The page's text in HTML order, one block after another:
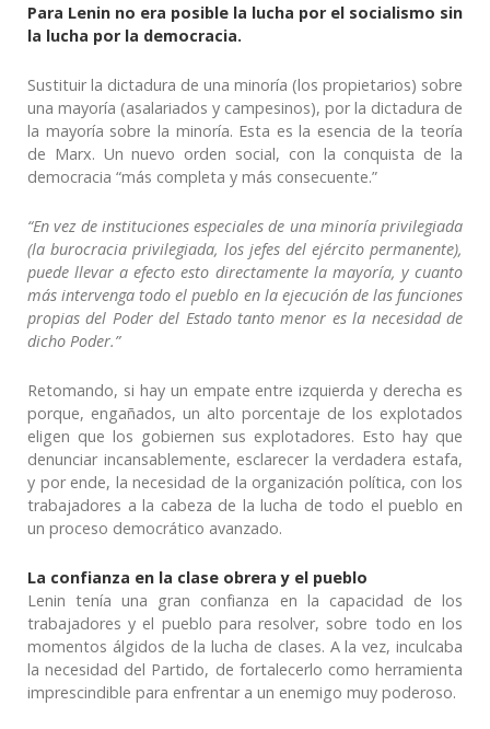
Para Lenin no era posible la lucha por el socialismo sin
la lucha por la democracia.
Sustituir la dictadura de una minoría (los propietarios) sobre
una mayoría (asalariados y campesinos), por la dictadura de
la mayoría sobre la minoría. Esta es la esencia de la teoría
de Marx. Un nuevo orden social, con la conquista de la
democracia “más completa y más consecuente.”
“En vez de instituciones especiales de una minoría privilegiada
(la burocracia privilegiada, los jefes del ejército permanente),
puede llevar a efecto esto directamente la mayoría, y cuanto
más intervenga todo el pueblo en la ejecución de las funciones
propias del Poder del Estado tanto menor es la necesidad de
dicho Poder.”
Retomando, si hay un empate entre izquierda y derecha es
porque, engañados, un alto porcentaje de los explotados
eligen que los gobiernen sus explotadores. Esto hay que
denunciar incansablemente, esclarecer la verdadera estafa,
y por ende, la necesidad de la organización política, con los
trabajadores a la cabeza de la lucha de todo el pueblo en
un proceso democrático avanzado.
La confianza en la clase obrera y el pueblo
Lenin tenía una gran confianza en la capacidad de los
trabajadores y el pueblo para resolver, sobre todo en los
momentos álgidos de la lucha de clases. A la vez, inculcaba
la necesidad del Partido, de fortalecerlo como herramienta
imprescindible para enfrentar a un enemigo muy poderoso.